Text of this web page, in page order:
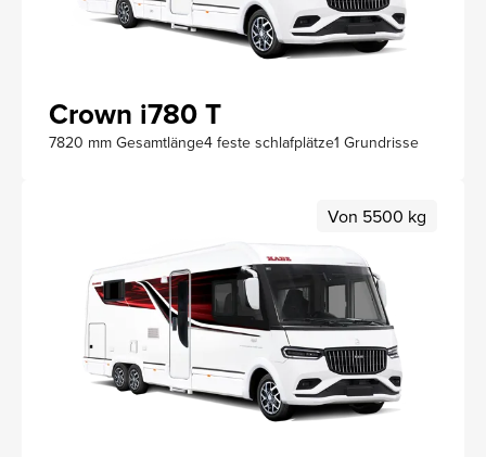
Crown i780 T
7820 mm Gesamtlänge4 feste schlafplätze1 Grundrisse
Von 5500 kg